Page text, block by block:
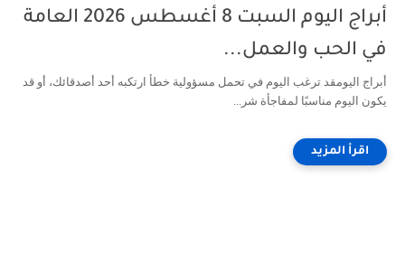
أبراج اليوم السبت 8 أغسطس 2026 العامة
في الحب والعمل...
أبراج اليومقد ترغب اليوم في تحمل مسؤولية خطأ ارتكبه أحد أصدقائك، أو قد
يكون اليوم مناسبًا لمفاجأة شر...